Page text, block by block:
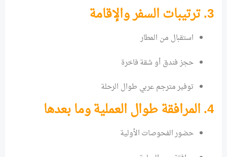
3. ترتيبات السفر والإقامة
استقبال من المطار
حجز فندق أو شقة فاخرة
توفير مترجم عربي طوال الرحلة
4. المرافقة طوال العملية وما بعدها
حضور الفحوصات الأولية